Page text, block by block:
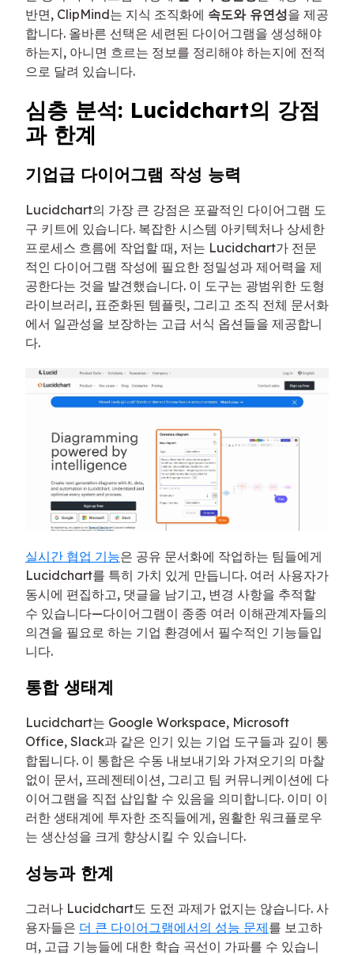
반면, ClipMind는 지식 조직화에 속도와 유연성을 제공
합니다. 올바른 선택은 세련된 다이어그램을 생성해야
하는지, 아니면 흐르는 정보를 정리해야 하는지에 전적
으로 달려 있습니다.
심층 분석: Lucidchart의 강점
과 한계
기업급 다이어그램 작성 능력
Lucidchart의 가장 큰 강점은 포괄적인 다이어그램 도
구 키트에 있습니다. 복잡한 시스템 아키텍처나 상세한
프로세스 흐름에 작업할 때, 저는 Lucidchart가 전문
적인 다이어그램 작성에 필요한 정밀성과 제어력을 제
공한다는 것을 발견했습니다. 이 도구는 광범위한 도형
라이브러리, 표준화된 템플릿, 그리고 조직 전체 문서화
에서 일관성을 보장하는 고급 서식 옵션들을 제공합니
다.
실시간 협업 기능은 공유 문서화에 작업하는 팀들에게
Lucidchart를 특히 가치 있게 만듭니다. 여러 사용자가
동시에 편집하고, 댓글을 남기고, 변경 사항을 추적할
수 있습니다—다이어그램이 종종 여러 이해관계자들의
의견을 필요로 하는 기업 환경에서 필수적인 기능들입
니다.
통합 생태계
Lucidchart는 Google Workspace, Microsoft
Office, Slack과 같은 인기 있는 기업 도구들과 깊이 통
합됩니다. 이 통합은 수동 내보내기와 가져오기의 마찰
없이 문서, 프레젠테이션, 그리고 팀 커뮤니케이션에 다
이어그램을 직접 삽입할 수 있음을 의미합니다. 이미 이
러한 생태계에 투자한 조직들에게, 원활한 워크플로우
는 생산성을 크게 향상시킬 수 있습니다.
성능과 한계
그러나 Lucidchart도 도전 과제가 없지는 않습니다. 사
용자들은 더 큰 다이어그램에서의 성능 문제를 보고하
며, 고급 기능들에 대한 학습 곡선이 가파를 수 있습니